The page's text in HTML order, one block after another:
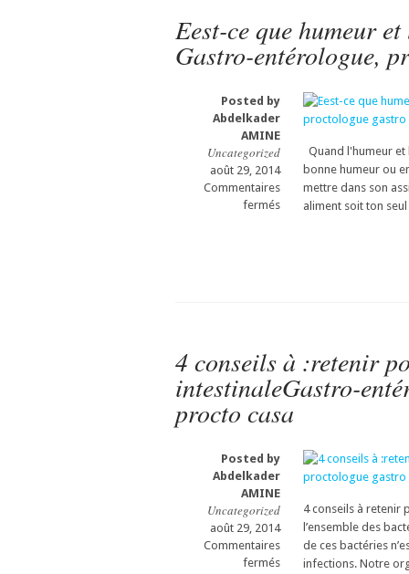
الحادة
؟
داء
المعوي
؟
Maladie
de
Crohn?
intestinale
autre
cause?
Gastro-
entérologue,
proctologue
gastro
casa
Eest-ce que humeur
Gastro-entérologue,
Posted by
Abdelkader
AMINE
Uncategorized
août 29, 2014
Commentaires
ferméssur
par
l’assiette
?
Gastro-
proctologue
gastro
procto
Quand l'humeur et
bonne humeur ou
mettre dans son
aliment soit ton
4 conseils à :retenir
intestinaleGastro-
procto casa
Posted by
Abdelkader
AMINE
Uncategorized
août 29, 2014
Commentaires
ferméssur
4 conseils à retenir
l’ensemble des
de ces bactéries
infections. Notre